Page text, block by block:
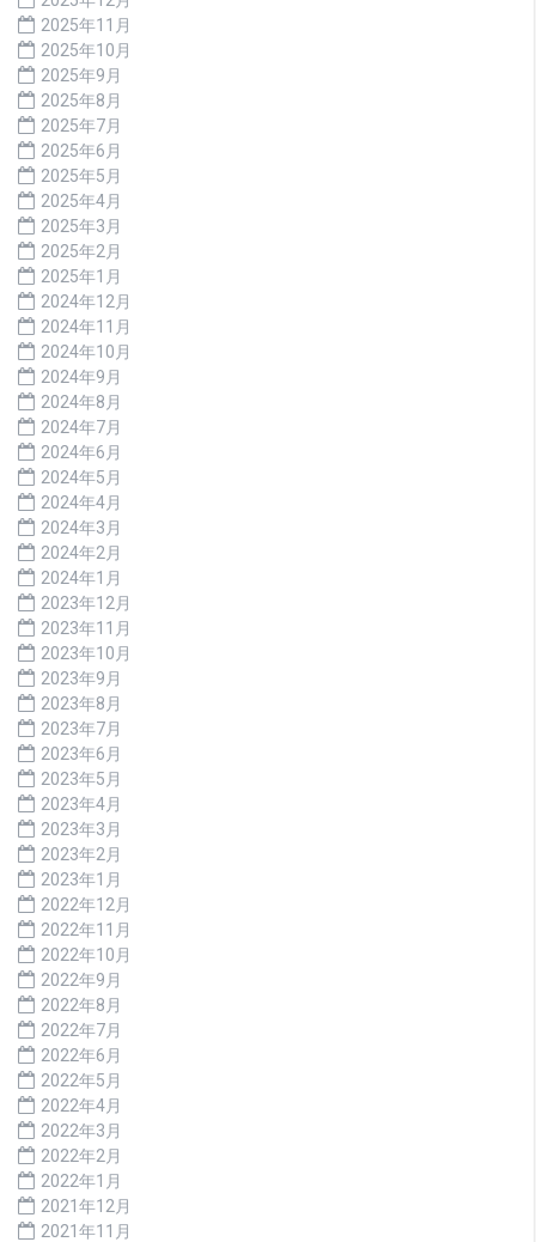
2025年11月
2025年10月
2025年9月
2025年8月
2025年7月
2025年6月
2025年5月
2025年4月
2025年3月
2025年2月
2025年1月
2024年12月
2024年11月
2024年10月
2024年9月
2024年8月
2024年7月
2024年6月
2024年5月
2024年4月
2024年3月
2024年2月
2024年1月
2023年12月
2023年11月
2023年10月
2023年9月
2023年8月
2023年7月
2023年6月
2023年5月
2023年4月
2023年3月
2023年2月
2023年1月
2022年12月
2022年11月
2022年10月
2022年9月
2022年8月
2022年7月
2022年6月
2022年5月
2022年4月
2022年3月
2022年2月
2022年1月
2021年12月
2021年11月